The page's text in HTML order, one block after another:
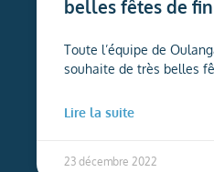
belles fêtes de fin
Toute l’équipe de
souhaite de très belles
Lire la suite
23 décembre 2022